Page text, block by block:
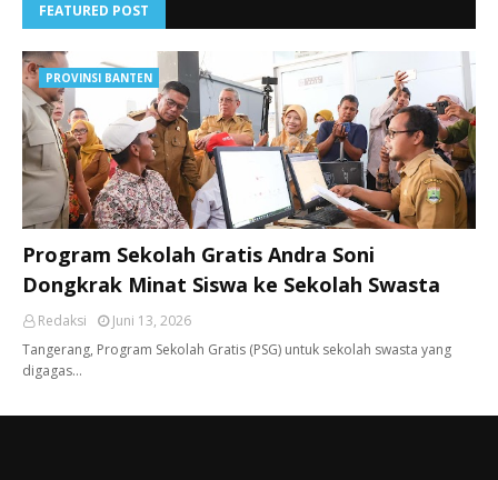
FEATURED POST
PROVINSI BANTEN
Program Sekolah Gratis Andra Soni
Dongkrak Minat Siswa ke Sekolah Swasta
Redaksi
Juni 13, 2026
Tangerang, ​Program Sekolah Gratis (PSG) untuk sekolah swasta yang
digagas…